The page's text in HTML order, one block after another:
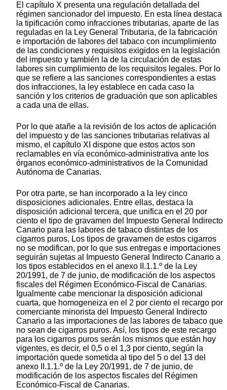
El capítulo X presenta una regulación detallada del
régimen sancionador del impuesto. En esta línea destaca
la tipificación como infracciones tributarias, aparte de las
reguladas en la Ley General Tributaria, de la fabricación
e importación de labores del tabaco con incumplimiento
de las condiciones y requisitos exigidos en la legislación
del impuesto y también la de la circulación de estas
labores sin cumplimiento de los requisitos legales. Por lo
que se refiere a las sanciones correspondientes a estas
dos infracciones, la ley establece en cada caso la
sanción y los criterios de graduación que son aplicables
a cada una de ellas.
Por lo que atañe a la revisión de los actos de aplicación
del impuesto y de las sanciones tributarias relativas al
mismo, el capítulo XI dispone que estos actos son
reclamables en vía económico-administrativa ante los
órganos económico-administrativos de la Comunidad
Autónoma de Canarias.
Por otra parte, se han incorporado a la ley cinco
disposiciones adicionales. Entre ellas, destaca la
disposición adicional tercera, que unifica en el 20 por
ciento el tipo de gravamen del Impuesto General Indirecto
Canario para las labores de tabaco distintas de los
cigarros puros. Los tipos de gravamen de estos cigarros
no se modifican, por lo que sus entregas e importaciones
seguirán sujetas al Impuesto General Indirecto Canario a
los tipos establecidos en el anexo II.1.1.º de la Ley
20/1991, de 7 de junio, de modificación de los aspectos
fiscales del Régimen Económico-Fiscal de Canarias.
Igualmente cabe mencionar la disposición adicional
cuarta, que homogeneiza en el 2 por ciento el recargo por
comerciante minorista del Impuesto General Indirecto
Canario a las importaciones de las labores de tabaco que
no sean de cigarros puros. Así, los tipos de este recargo
para los cigarros puros serán los mismos que están hoy
vigentes, es decir, el 0,5 o el 1,3 por ciento, según la
importación quede sometida al tipo del 5 o del 13 del
anexo II.1.1.º de la Ley 20/1991, de 7 de junio, de
modificación de los aspectos fiscales del Régimen
Económico-Fiscal de Canarias.